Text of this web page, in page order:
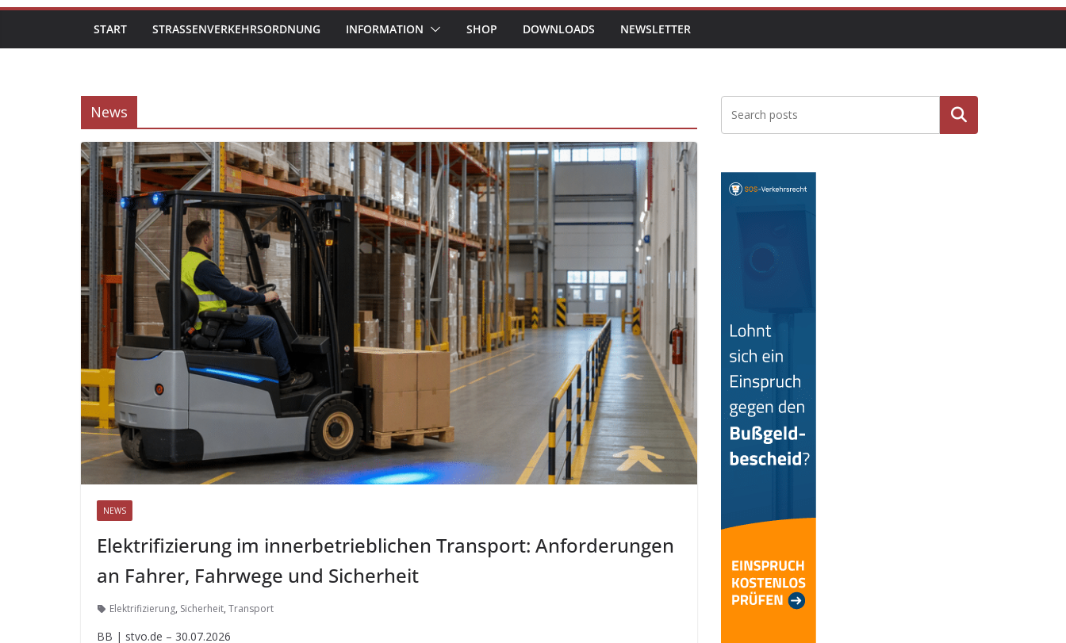
START STRASSENVERKEHRSORDNUNG INFORMATION SHOP DOWNLOADS NEWSLETTER
News
NEWS
Elektrifizierung im innerbetrieblichen Transport: Anforderungen
an Fahrer, Fahrwege und Sicherheit
Elektrifizierung, Sicherheit, Transport
BB | stvo.de – 30.07.2026
Suche